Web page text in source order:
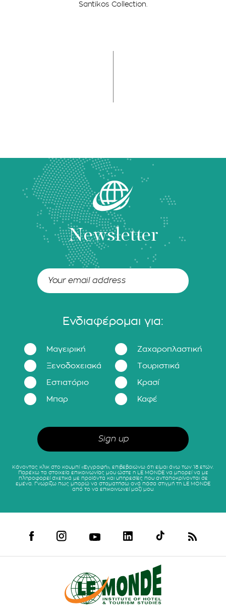
Santikos Collection.
Newsletter
Ενδιαφέρομαι για:
Μαγειρική Ζαχαροπλαστική
Ξενοδοχειακά Τουριστικά
Εστιατόριο Κρασί
Μπαρ Καφέ
Κάνοντας κλικ στο κουμπί «Εγγραφή», επιβεβαιώνω ότι είμαι άνω των 18 ετών.
Παρέχω τα στοιχεία επικοινωνίας μου ώστε η LE MONDE να μπορεί να με
πληροφορεί σχετικά με προϊόντα και υπηρεσίες που ανταποκρίνονται σε
εμένα. Γνωρίζω πως μπορώ να σταματήσω ανά πάσα στιγμή τη LE MONDE
από το να επικοινωνεί μαζί μου.